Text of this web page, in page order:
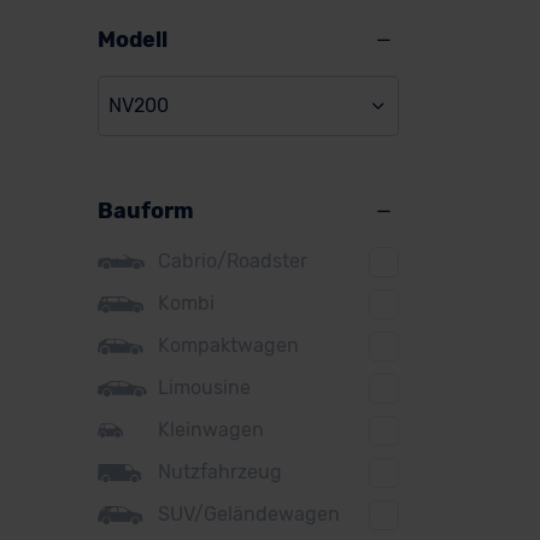
Citroen
Cupra
DS
Dacia
Fiat
Ford
Honda
Modell
NV200
Bauform
Cabrio/Roadster
Kombi
Kompaktwagen
Limousine
Kleinwagen
Nutzfahrzeug
SUV/Geländewagen